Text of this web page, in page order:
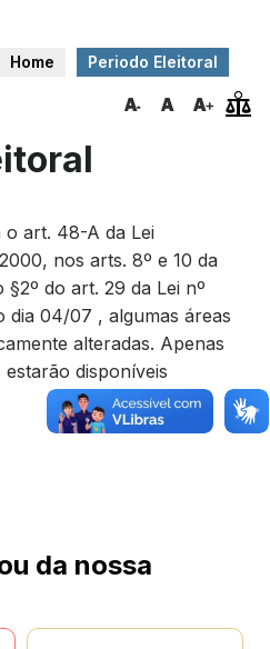
Home Periodo Eleitoral
o art. 48-A da Lei
nos arts. 8º e 10 da
§2º do art. 29 da Lei nº
dia 04/07 , algumas áreas
alteradas. Apenas
disponíveis
da nossa